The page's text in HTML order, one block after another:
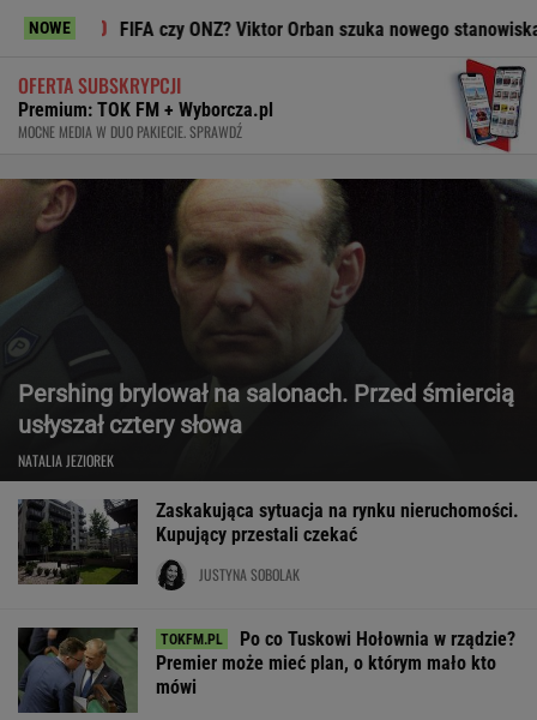
NOWE
FIFA czy ONZ? Viktor Orban szuka nowego stanowiska
OFERTA SUBSKRYPCJI
Premium: TOK FM + Wyborcza.pl
MOCNE MEDIA W DUO PAKIECIE. SPRAWDŹ
Pershing brylował na salonach. Przed śmiercią
usłyszał cztery słowa
NATALIA JEZIOREK
Zaskakująca sytuacja na rynku nieruchomości.
Kupujący przestali czekać
JUSTYNA SOBOLAK
Po co Tuskowi Hołownia w rządzie?
Premier może mieć plan, o którym mało kto
mówi